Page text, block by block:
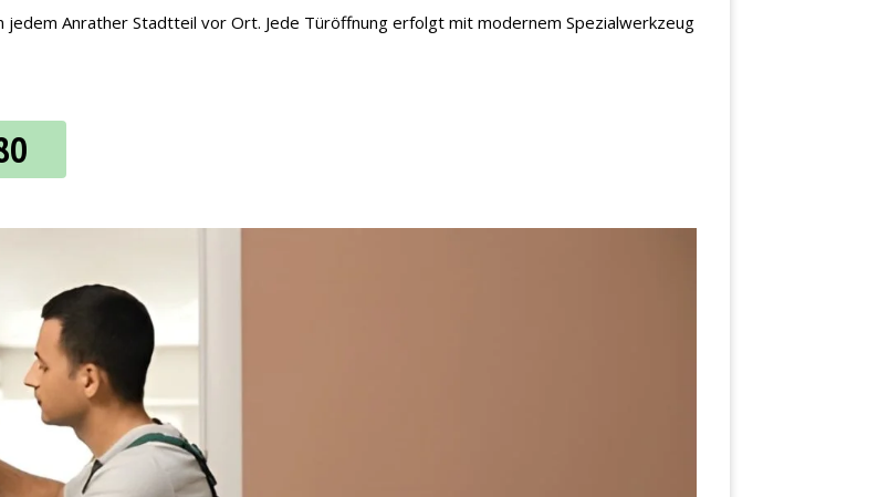
Anrather Stadtteil vor Ort. Jede Türöffnung erfolgt mit modernem Spezialwerkzeug